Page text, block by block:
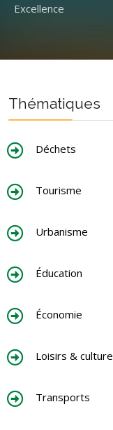
Excellence
Thématiques
Déchets
Tourisme
Urbanisme
Éducation
Économie
Loisirs & culture
Transports